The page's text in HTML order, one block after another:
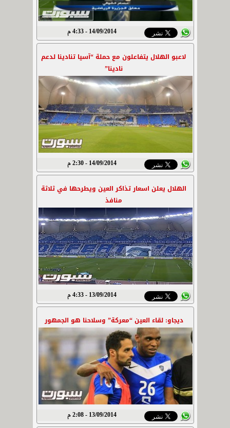
14/09/2014 - 4:33 م
لاعبو الهلال يتفاعلون مع حملة “آسيا تنادينا لدعم
نادينا”
14/09/2014 - 2:30 م
الهلال يعلن اسعار تذاكر العين ويطرحها في ثلاثة
منافذ
13/09/2014 - 4:33 م
ديجاو: لقاء العين “معركة” وسلاحنا هو الجمهور
13/09/2014 - 2:08 م